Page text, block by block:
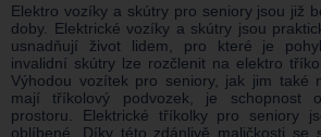
Elektro vozíky a skútry pro seniory jsou již
doby. Elektrické vozíky a skútry jsou
usnadňují život lidem, pro které je
invalidní skútry lze rozčlenit na elektro
Výhodou vozítek pro seniory, jak jim také
mají tříkolový podvozek, je schopnost
prostoru. Elektrické tříkolky pro seniory
oblíbené. Díky této zdánlivě maličkosti se